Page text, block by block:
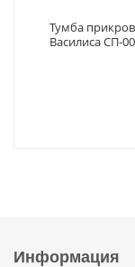
Тумба
Василиса СП-
Информация